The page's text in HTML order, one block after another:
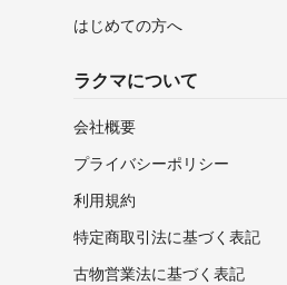
はじめての方へ
ラクマについて
会社概要
プライバシーポリシー
利用規約
特定商取引法に基づく表記
古物営業法に基づく表記